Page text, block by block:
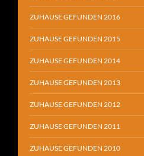
ZUHAUSE GEFUNDEN 2016
ZUHAUSE GEFUNDEN 2015
ZUHAUSE GEFUNDEN 2014
ZUHAUSE GEFUNDEN 2013
ZUHAUSE GEFUNDEN 2012
ZUHAUSE GEFUNDEN 2011
ZUHAUSE GEFUNDEN 2010